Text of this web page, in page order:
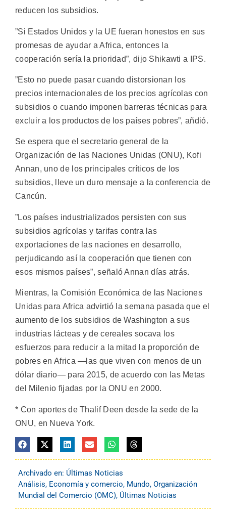
reducen los subsidios.
”Si Estados Unidos y la UE fueran honestos en sus
promesas de ayudar a Africa, entonces la
cooperación sería la prioridad”, dijo Shikawti a IPS.
”Esto no puede pasar cuando distorsionan los
precios internacionales de los precios agrícolas con
subsidios o cuando imponen barreras técnicas para
excluir a los productos de los países pobres”, añdió.
Se espera que el secretario general de la
Organización de las Naciones Unidas (ONU), Kofi
Annan, uno de los principales críticos de los
subsidios, lleve un duro mensaje a la conferencia de
Cancún.
”Los países industrializados persisten con sus
subsidios agrícolas y tarifas contra las
exportaciones de las naciones en desarrollo,
perjudicando así la cooperación que tienen con
esos mismos países”, señaló Annan días atrás.
Mientras, la Comisión Económica de las Naciones
Unidas para Africa advirtió la semana pasada que el
aumento de los subsidios de Washington a sus
industrias lácteas y de cereales socava los
esfuerzos para reducir a la mitad la proporción de
pobres en Africa —las que viven con menos de un
dólar diario— para 2015, de acuerdo con las Metas
del Milenio fijadas por la ONU en 2000.
* Con aportes de Thalif Deen desde la sede de la
ONU, en Nueva York.
Archivado en: Últimas Noticias
Análisis, Economía y comercio, Mundo, Organización
Mundial del Comercio (OMC), Últimas Noticias